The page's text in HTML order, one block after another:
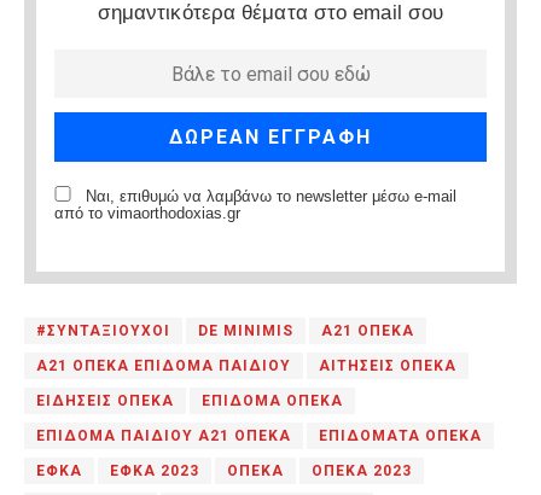
σημαντικότερα θέματα στο email σου
Ναι, επιθυμώ να λαμβάνω το newsletter μέσω e-mail
από το vimaorthodoxias.gr
#ΣΥΝΤΑΞΙΟΥΧΟΙ DE MINIMIS Α21 ΟΠΕΚΑ
Α21 ΟΠΕΚΑ ΕΠΙΔΟΜΑ ΠΑΙΔΙΟΥ ΑΙΤΗΣΕΙΣ ΟΠΕΚΑ
ΕΙΔΗΣΕΙΣ ΟΠΕΚΑ ΕΠΙΔΟΜΑ ΟΠΕΚΑ
ΕΠΙΔΟΜΑ ΠΑΙΔΙΟΥ Α21 ΟΠΕΚΑ ΕΠΙΔΟΜΑΤΑ ΟΠΕΚΑ
ΕΦΚΑ ΕΦΚΑ 2023 ΟΠΕΚΑ ΟΠΕΚΑ 2023